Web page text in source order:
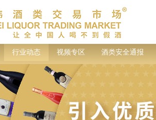
行业动态 视频专区 酒类安全通报